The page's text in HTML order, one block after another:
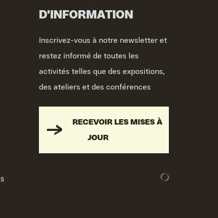
D'INFORMATION
Inscrivez-vous à notre newsletter et
restez informé de toutes les
activités telles que des expositions,
des ateliers et des conférences
RECEVOIR LES MISES À
JOUR